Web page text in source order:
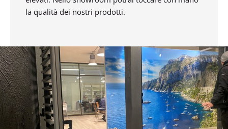
la qualità dei nostri prodotti.